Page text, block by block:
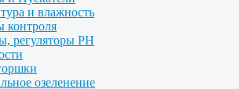
и влажность
контроля
регуляторы PH
озеленение